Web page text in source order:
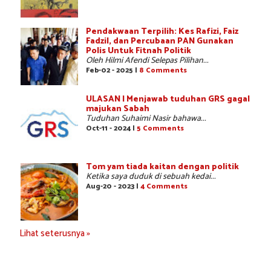
Pendakwaan Terpilih: Kes Rafizi, Faiz
Fadzil, dan Percubaan PAN Gunakan
Polis Untuk Fitnah Politik
Oleh Hilmi Afendi Selepas Pilihan...
Feb-02 - 2025 | 8 Comments
ULASAN | Menjawab tuduhan GRS gagal
majukan Sabah
Tuduhan Suhaimi Nasir bahawa...
Oct-11 - 2024 | 5 Comments
Tom yam tiada kaitan dengan politik
Ketika saya duduk di sebuah kedai...
Aug-20 - 2023 | 4 Comments
Lihat seterusnya »